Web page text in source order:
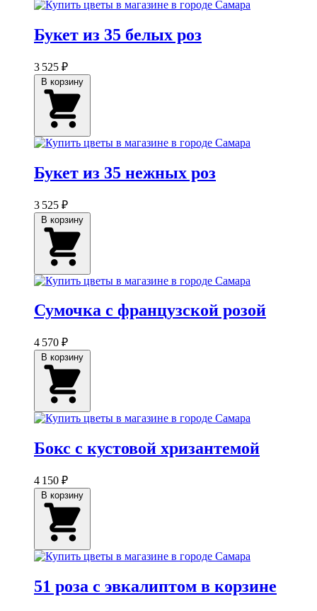
Букет из 35 белых роз
3 525 ₽
Букет из 35 нежных роз
3 525 ₽
Сумочка с французской розой
4 570 ₽
Бокс с кустовой хризантемой
4 150 ₽
51 роза с эвкалиптом в корзине